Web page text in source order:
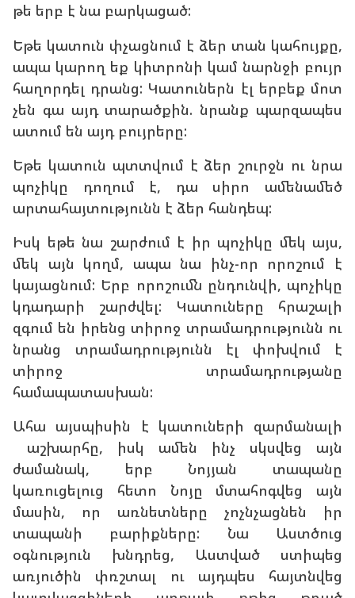
թե երբ է նա բարկացած:
Եթե կատուն փչացնում է ձեր տան կահույքը,
ապա կարող եք կիտրոնի կամ նարնջի բույր
հաղորդել դրանց: Կատուներն էլ երբեք մոտ
չեն գա այդ տարածքին. նրանք պարզապես
ատում են այդ բույրերը:
Եթե կատուն պտտվում է ձեր շուրջն ու նրա
պոչիկը դողում է, դա սիրո ամենամեծ
արտահայտությունն է ձեր հանդեպ:
Իսկ եթե նա շարժում է իր պոչիկը մեկ այս,
մեկ այն կողմ, ապա նա ինչ-որ որոշում է
կայացնում: Երբ որոշումն ընդունվի, պոչիկը
կդադարի շարժվել: Կատուները հրաշալի
զգում են իրենց տիրոջ տրամադրությունն ու
նրանց տրամադրությունն էլ փոխվում է
տիրոջ տրամադրությանը
համապատասխան:
Ահա այսպիսին է կատուների զարմանալի
աշխարհը, իսկ ամեն ինչ սկսվեց այն
ժամանակ, երբ Նոյյան տապանը
կառուցելուց հետո Նոյը մտահոգվեց այն
մասին, որ առնետները չոչնչացնեն իր
տապանի բարիքները: Նա Աստծուց
օգնություն խնդրեց, Աստված ստիպեց
առյուծին փռշտալ ու այդպես հայտնվեց